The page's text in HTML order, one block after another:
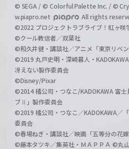
© SEGA / © Colorful Palette Inc. / ©
w.piapro.net
All rights
©2022 プロジェクトラブライブ！虹ヶ咲
©クール教信者／双葉社
©和久井健・講談社／アニメ「東京リベ
©2019 丸戸史明・深崎暮人・
冴えない製作委員会
©Disney/Pixar
©2014 橘公司・つなこ/KADOKAWA 富
ブⅡ」製作委員会
©2019 橘公司・つなこ／KADOKAWA／
委員会
©春場ねぎ・講談社／映画「五等分の花
©藤本タツキ／集英社・ＭＡＰＰＡ ©丸